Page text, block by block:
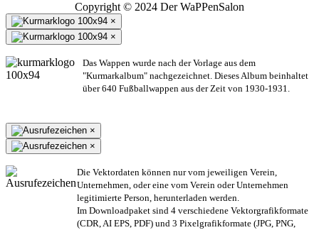
Copyright © 2024 Der WaPPenSalon
×
×
Das Wappen wurde nach der Vorlage aus dem
"Kurmarkalbum" nachgezeichnet. Dieses Album beinhaltet
über 640 Fußballwappen aus der Zeit von 1930-1931.
×
×
Die Vektordaten können nur vom jeweiligen Verein,
Unternehmen, oder eine vom Verein oder Unternehmen
legitimierte Person, herunterladen werden.
Im Downloadpaket sind 4 verschiedene Vektorgrafikformate
(CDR, AI EPS, PDF) und 3 Pixelgrafikformate (JPG, PNG,